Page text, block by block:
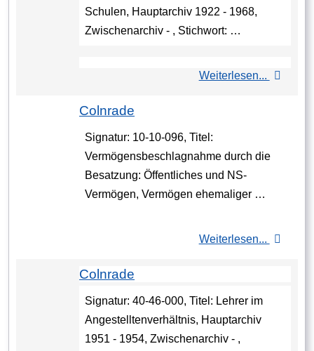
Schulen, Hauptarchiv 1922 - 1968,
Zwischenarchiv - , Stichwort: …
Weiterlesen...
Colnrade
Signatur: 10-10-096, Titel:
Vermögensbeschlagnahme durch die
Besatzung: Öffentliches und NS-
Vermögen, Vermögen ehemaliger …
Weiterlesen...
Colnrade
Signatur: 40-46-000, Titel: Lehrer im
Angestelltenverhältnis, Hauptarchiv
1951 - 1954, Zwischenarchiv - ,